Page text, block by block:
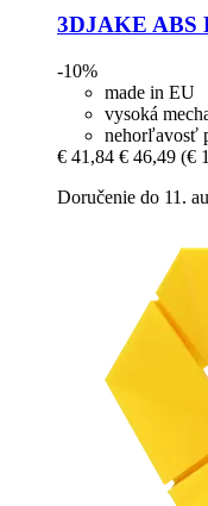
3DJAKE ABS
-10%
made in EU
vysoká
nehorľavosť
€ 41,84 € 46,49 (€
Doručenie do 11.